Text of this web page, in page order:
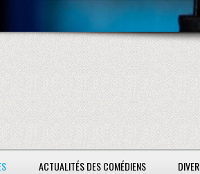
ACTUALITÉS DES COMÉDIENS